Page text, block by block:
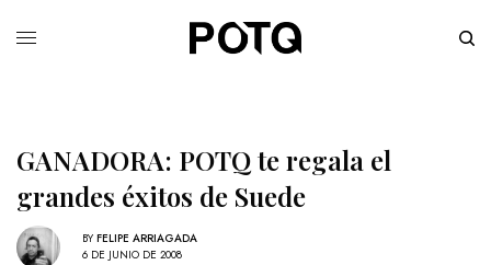
GANADORA: POTQ te regala el
grandes éxitos de Suede
BY FELIPE ARRIAGADA
6 DE JUNIO DE 2008